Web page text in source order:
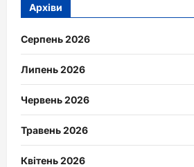
Архіви
Серпень 2026
Липень 2026
Червень 2026
Травень 2026
Квітень 2026